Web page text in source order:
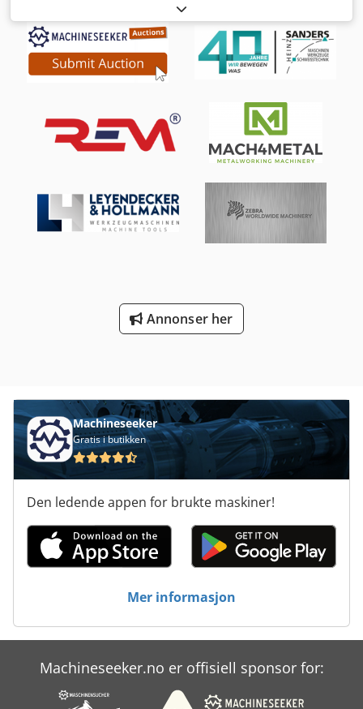
Skjærehastighet: 7,5 m/min Returhastighet: 24 m/min
Dcjdpsnd Dmofx Aqvjk Vekt: 6,2 t Maskinen er egnet for
rensing av rør.
Annonser her
Machineseeker
Gratis i butikken
Den ledende appen for brukte maskiner!
Mer informasjon
Machineseeker.no er offisiell sponsor for: